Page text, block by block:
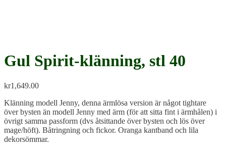
Gul Spirit-klänning, stl 40
kr1,649.00
Klänning modell Jenny, denna ärmlösa version är något tightare
över bysten än modell Jenny med ärm (för att sitta fint i ärmhålen) i
övrigt samma passform (dvs åtsittande över bysten och lös över
mage/höft). Båtringning och fickor. Oranga kantband och lila
dekorsömmar.